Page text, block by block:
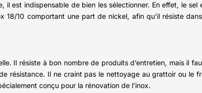
est indispensable de bien les sélectionner. En effet, le sel
10 comportant une part de nickel, afin qu’il résiste
Il résiste à bon nombre de produits d’entretien, mais il
résistance. Il ne craint pas le nettoyage au grattoir ou le
conçu pour la rénovation de l’inox.